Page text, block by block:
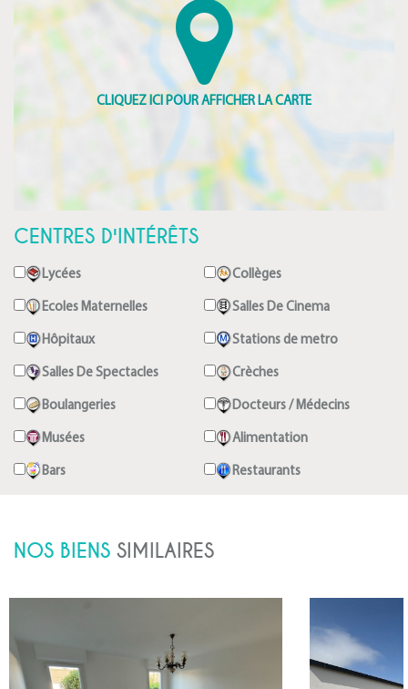
CENTRES D'INTÉRÊTS
Lycées Collèges
Ecoles Maternelles Salles De Cinema
Hôpitaux Stations de metro
Salles De Spectacles Crèches
Boulangeries Docteurs / Médecins
Musées Alimentation
Bars Restaurants
NOS BIENS SIMILAIRES